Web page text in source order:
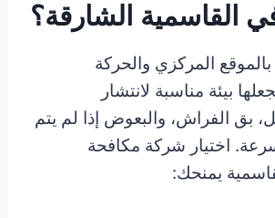
القاسمية الشارقة؟
بالموقع المركزي والحركة
بيئة مناسبة لانتشار
بق الفراش، والبعوض إذا لم يتم
اختيار شركة مكافحة
يمنحك: